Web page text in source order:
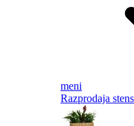
meni
Razprodaja